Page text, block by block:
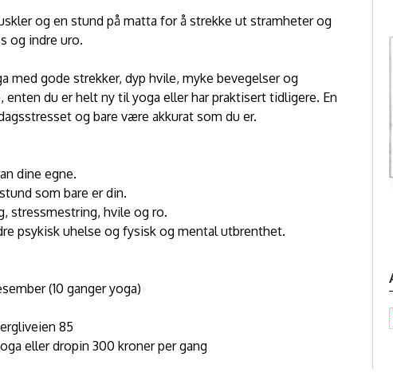
og en stund på matta for å strekke ut stramheter og
og indre uro.
med gode strekker, dyp hvile, myke bevegelser og
du er helt ny til yoga eller har praktisert tidligere. En
og bare være akkurat som du er.
dine egne.
som bare er din.
stressmestring, hvile og ro.
psykisk uhelse og fysisk og mental utbrenthet.
(10 ganger yoga)
85
eller dropin 300 kroner per gang